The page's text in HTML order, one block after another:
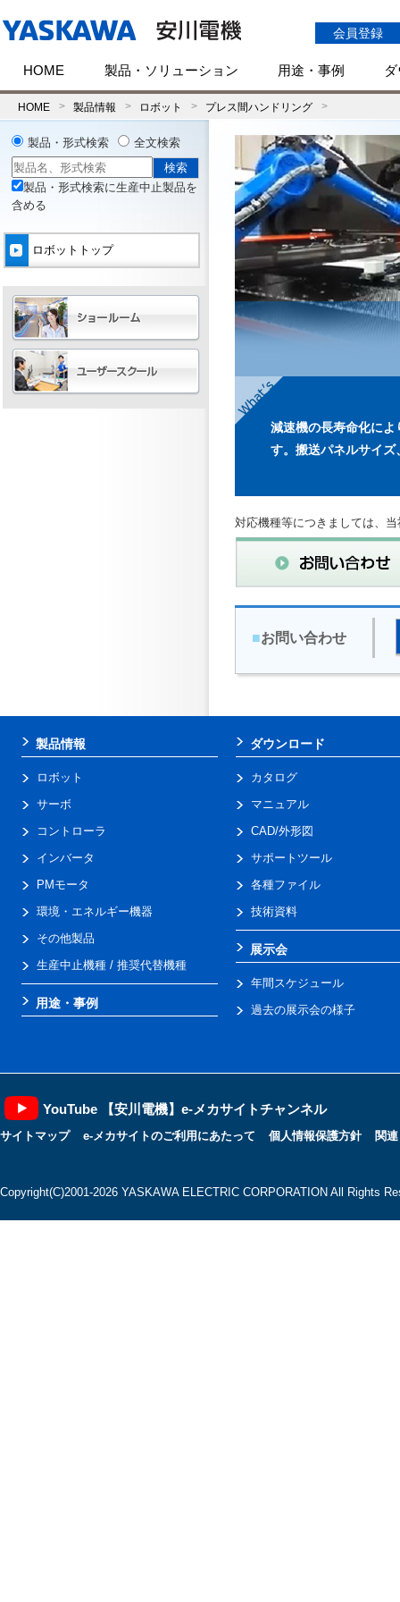
会員登録
HOME 製品・ソリューション 用途・事例
HOME 製品情報 ロボット プレス間ハンドリング
減速機の長寿命化に
す。搬送パネルサイ
対応機種等につきましては、
■お問い合わせ
製品・形式検索 全文検索
製品・形式検索に生産中止製品を
含める
ロボットトップ
製品情報
ロボット
サーボ
コントローラ
インバータ
PMモータ
環境・エネルギー機器
その他製品
生産中止機種 / 推奨代替機種
用途・事例
ダウンロード
カタログ
マニュアル
CAD/外形図
サポートツール
各種ファイル
技術資料
展示会
年間スケジュール
過去の展示会の様子
YouTube 【安川電機】e-メカサイトチャンネル
サイトマップ e-メカサイトのご利用にあたって 個人情報保護方針 関
Copyright(C)2001‐2026 YASKAWA ELECTRIC CORPORATION All Rights